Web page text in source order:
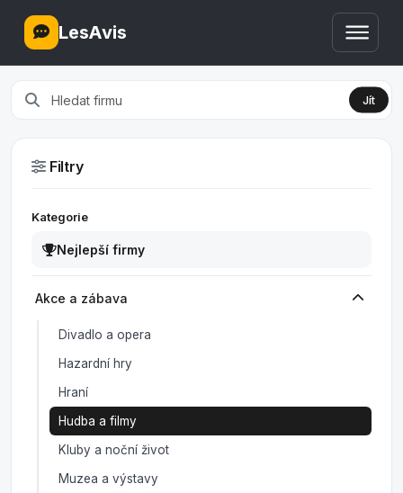
LesAvis
Jít
Filtry
Kategorie
Nejlepší firmy
Akce a zábava
Divadlo a opera
Hazardní hry
Hraní
Hudba a filmy
Kluby a noční život
Muzea a výstavy